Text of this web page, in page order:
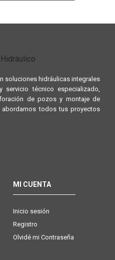
soluciones hidráulicas integrales
servicio técnico especializado,
de pozos y montaje de
todos tus proyectos
MI CUENTA
Inicio sesión
Registro
Olvidé mi Contraseña